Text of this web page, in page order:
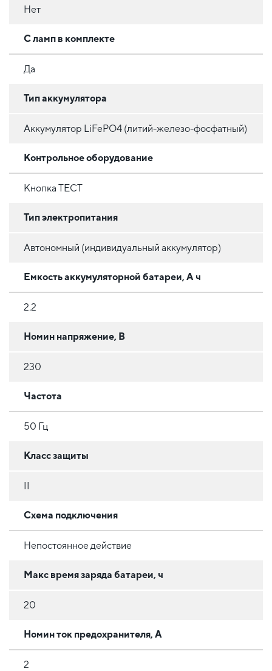
Нет
С ламп в комплекте
Да
Тип аккумулятора
Аккумулятор LiFePO4 (литий-железо-фосфатный)
Контрольное оборудование
Кнопка ТЕСТ
Тип электропитания
Автономный (индивидуальный аккумулятор)
Емкость аккумуляторной батареи, А ч
2.2
Номин напряжение, В
230
Частота
50 Гц
Класс защиты
II
Схема подключения
Непостоянное действие
Макс время заряда батареи, ч
20
Номин ток предохранителя, А
2